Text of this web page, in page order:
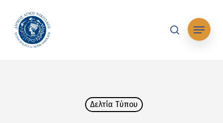
main
content
searchΜενού
Δελτία Tύπου